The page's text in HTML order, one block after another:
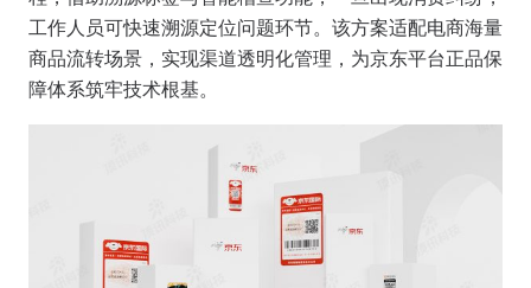
工作人员可快速溯源定位问题环节。该方案适配电商海量
商品流转场景，实现渠道透明化管理，为京东平台正品保
障体系筑牢技术根基。